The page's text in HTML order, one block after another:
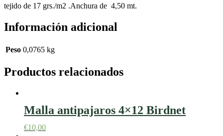
tejido de 17 grs./m2 .Anchura de 4,50 mt.
Información adicional
Peso 0,0765 kg
Productos relacionados
Malla antipajaros 4×12 Birdnet
€10,00